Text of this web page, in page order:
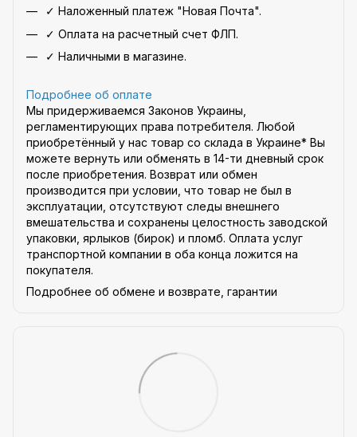
✓ Наложенный платеж "Новая Почта".
✓ Оплата на расчетный счет ФЛП.
✓ Наличными в магазине.
Подробнее об оплате
Мы придерживаемся Законов Украины,
регламентирующих права потребителя. Любой
приобретённый у нас товар со склада в Украине* Вы
можете вернуть или обменять в 14-ти дневный срок
после приобретения. Возврат или обмен
производится при условии, что товар не был в
эксплуатации, отсутствуют следы внешнего
вмешательства и сохранены целостность заводской
упаковки, ярлыков (бирок) и пломб. Оплата услуг
транспортной компании в оба конца ложится на
покупателя.
Подробнее об обмене и возврате, гарантии